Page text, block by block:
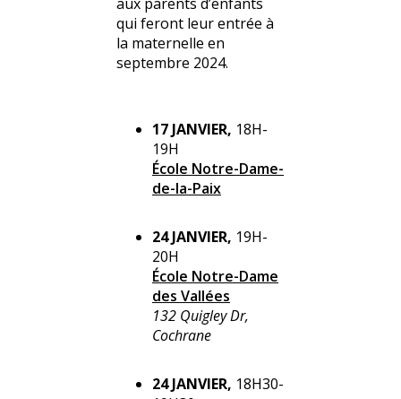
qui feront leur entrée à
la maternelle en
septembre 2024.
17 JANVIER, 18H-
19H
École Notre-Dame-
de-la-Paix
24 JANVIER, 19H-
20H
École Notre-Dame
des Vallées
132 Quigley Dr,
Cochrane
24 JANVIER, 18H30-